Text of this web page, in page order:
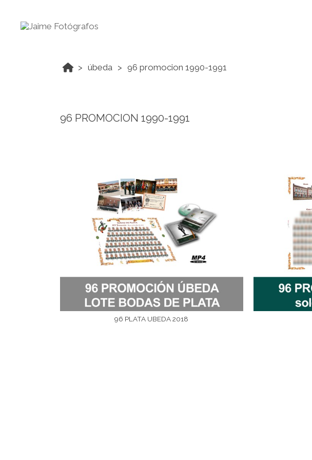
úbeda 96 promocion 1990-1991
96 PROMOCION 1990-1991
96 PLATA UBEDA 2018